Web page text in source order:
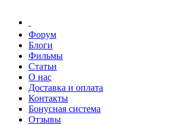
Форум
Блоги
Фильмы
Статьи
О нас
Доставка и оплата
Контакты
Бонусная система
Отзывы